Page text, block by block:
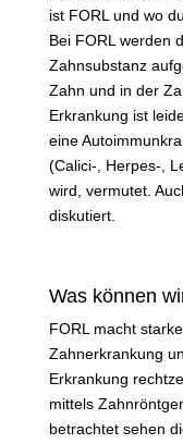
ist FORL und wo
Bei FORL werden
Zahnsubstanz
Zahn und in der
Erkrankung ist
eine
(Calici-, Herpes-,
wird, vermutet.
diskutiert.
Was können
FORL macht
Zahnerkrankung
Erkrankung
mittels
betrachtet sehen